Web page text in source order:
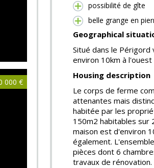
000 €
possibilité de gîte
belle grange en
Geographical
Situé dans le Périgord
environ 10km à
Housing description
Le corps de ferme
attenantes mais
habitée par les
150m2 habitables sur
maison est d'environ
également.
pièces dont 6
travaux de rénovation.